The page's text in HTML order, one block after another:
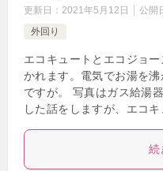
更新日： 2021年5月12日 公開
外回り
エコキュートとエコジョ
かれます。電気でお湯を
ですが。 写真はガス給湯
した話をしますが、エコ
続